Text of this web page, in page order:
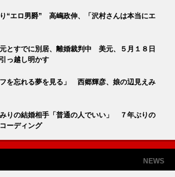
“エロ男爵” 高嶋政伸、「沢村さんは本当にエ
とすでに別居、離婚裁判中 美元、５月１８日
っ越し明かす
を忘れる夢を見る」 西郷輝彦、娘の辺見えみ
りの結婚相手「普通の人でいい」 ７年ぶりの
ーディング
NEWS